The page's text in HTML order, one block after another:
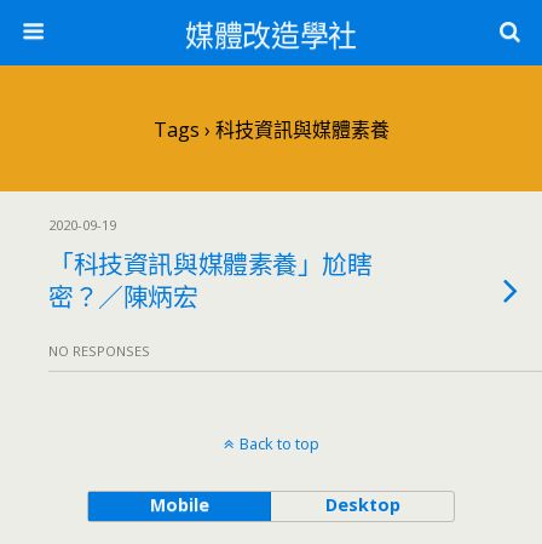
媒體改造學社
Tags › 科技資訊與媒體素養
2020-09-19
「科技資訊與媒體素養」尬瞎
密？／陳炳宏
NO RESPONSES
Back to top
Mobile Desktop